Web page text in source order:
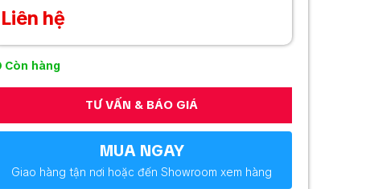
Liên hệ
Còn hàng
TƯ VẤN & BÁO GIÁ
MUA NGAY
Giao hàng tận nơi hoặc đến Showroom xem hàng